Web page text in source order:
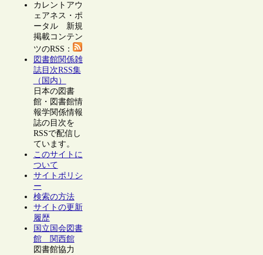
カレントアウ
ェアネス・ポ
ータル 新規
掲載コンテン
ツのRSS：
図書館関係雑
誌目次RSS集
（国内）
日本の図書
館・図書館情
報学関係情報
誌の目次を
RSSで配信し
ています。
このサイトに
ついて
サイトポリシ
ー
検索の方法
サイトの更新
履歴
国立国会図書
館 関西館
図書館協力